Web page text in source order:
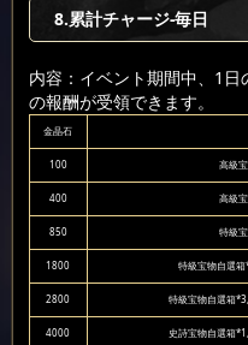
8.累計チャージ-毎日
内容：イベント期間中、1
の報酬が受領できます。
金晶石
100 高級
400 高級
850 特級
1800 特級宝物自選
2800 特級宝物自選箱
4000 史詩宝物自選箱